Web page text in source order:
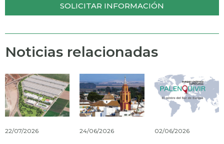
SOLICITAR INFORMACIÓN
Noticias relacionadas
22/07/2026 24/06/2026 02/06/2026